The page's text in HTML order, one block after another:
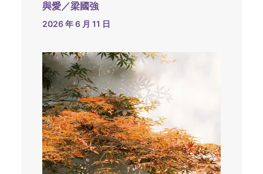
與愛／梁國強
2026 年 6 月 11 日